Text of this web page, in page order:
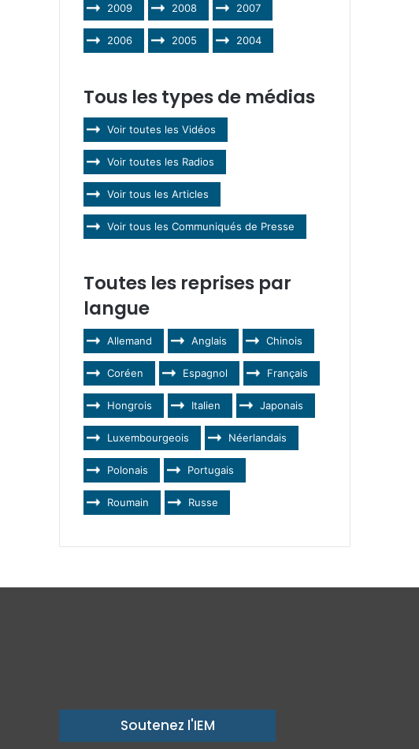
2009 2008 2007
2006 2005 2004
Tous les types de médias
Voir toutes les Vidéos
Voir toutes les Radios
Voir tous les Articles
Voir tous les Communiqués de Presse
Toutes les reprises par
langue
Allemand Anglais Chinois
Coréen Espagnol Français
Hongrois Italien Japonais
Luxembourgeois Néerlandais
Polonais Portugais
Roumain Russe
Soutenez l'IEM